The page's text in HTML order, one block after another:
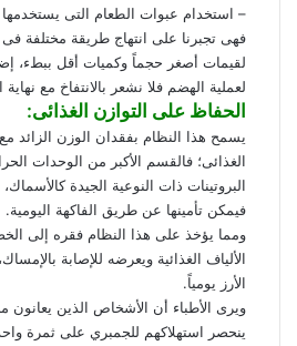
– استخدام عبوات الطعام التى يستخدمها
فهى تجبرنا على انتهاج طريقة مختلفة فى
لقيمات أصغر حجماً وكميات أقل ببطء،
لعملية الهضم فلا نشعر بالانتفاخ مع نهاية
الحفاظ على التوازن الغذائى:
يسمح هذا النظام بفقدان الوزن الزائد
الغذائى؛ فالقسم الأكبر من الوحدات
البروتينات ذات النوعية الجيدة كالأسماك،
فيمكن تأمينها عن طريق الفاكهة اليومية.
ومما يؤخذ على هذا النظام فقره إلى
الألياف الغذائية ويعرضه للإصابة
الأرز يومياً.
ويرى الأطباء أن الأشخاص الذين يعانون
ينحصر استهلاكهم للجمبري على ثمرة